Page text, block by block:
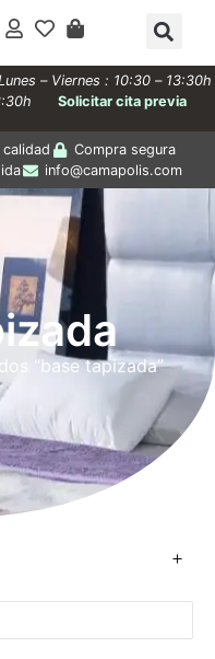
– Viernes : 10:30 – 13:30h
Solicitar cita previa
calidad
Compra segura
info@camapolis.com
“base tapizada”